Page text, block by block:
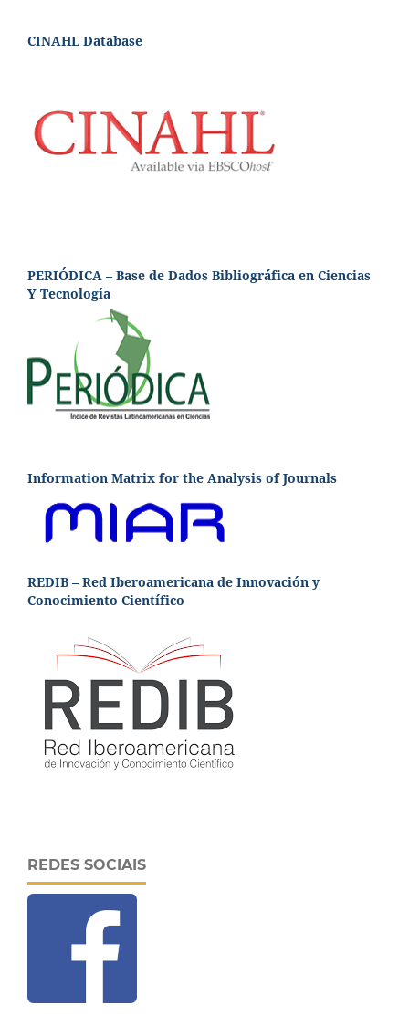
CINAHL Database
PERIÓDICA – Base de Dados Bibliográfica en Ciencias
Y Tecnología
Information Matrix for the Analysis of Journals
REDIB – Red Iberoamericana de Innovación y
Conocimiento Científico
REDES SOCIAIS